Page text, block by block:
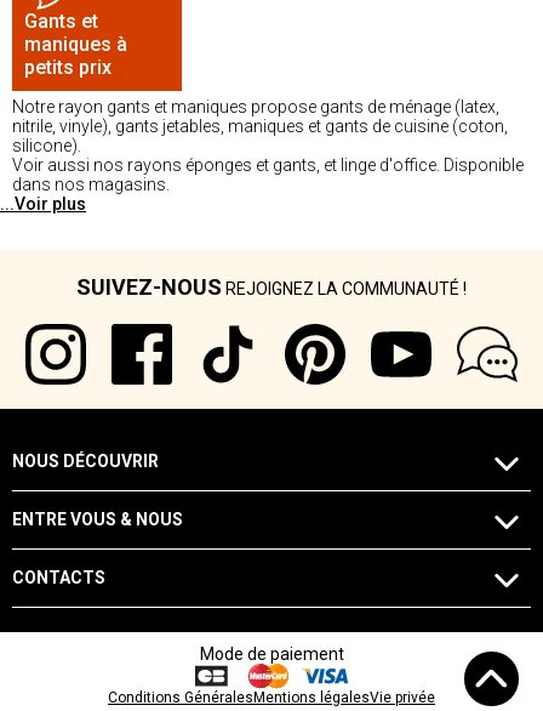
Gants et
maniques à
petits prix
Notre rayon gants et maniques propose gants de ménage (latex,
nitrile, vinyle), gants jetables, maniques et gants de cuisine (coton,
silicone).
Voir aussi nos rayons éponges et gants, et linge d'office. Disponible
dans nos magasins.
...Voir plus
SUIVEZ-NOUS REJOIGNEZ LA COMMUNAUTÉ !
NOUS DÉCOUVRIR
ENTRE VOUS & NOUS
CONTACTS
Mode de paiement
Conditions Générales Mentions légalesVie privée